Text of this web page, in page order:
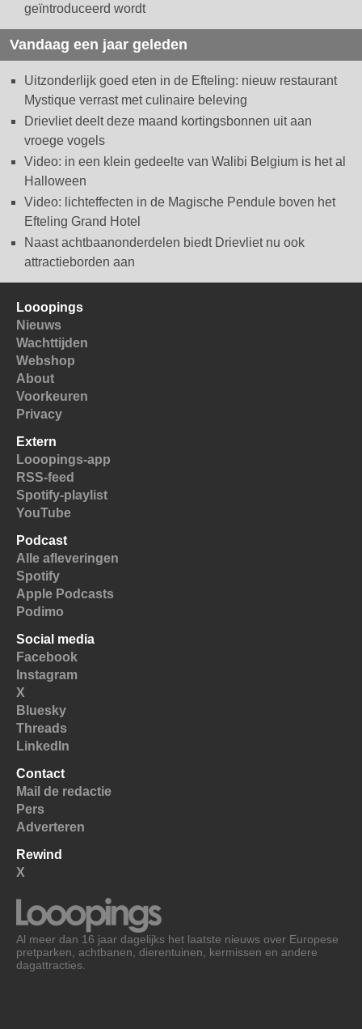
geïntroduceerd wordt
Vandaag een jaar geleden
Uitzonderlijk goed eten in de Efteling: nieuw restaurant
Mystique verrast met culinaire beleving
Drievliet deelt deze maand kortingsbonnen uit aan
vroege vogels
Video: in een klein gedeelte van Walibi Belgium is het al
Halloween
Video: lichteffecten in de Magische Pendule boven het
Efteling Grand Hotel
Naast achtbaanonderdelen biedt Drievliet nu ook
attractieborden aan
Looopings
Nieuws
Wachttijden
Webshop
About
Voorkeuren
Privacy
Extern
Looopings-app
RSS-feed
Spotify-playlist
YouTube
Podcast
Alle afleveringen
Spotify
Apple Podcasts
Podimo
Social media
Facebook
Instagram
X
Bluesky
Threads
LinkedIn
Contact
Mail de redactie
Pers
Adverteren
Rewind
X
Al meer dan 16 jaar dagelijks het laatste nieuws over Europese
pretparken, achtbanen, dierentuinen, kermissen en andere
dagattracties.